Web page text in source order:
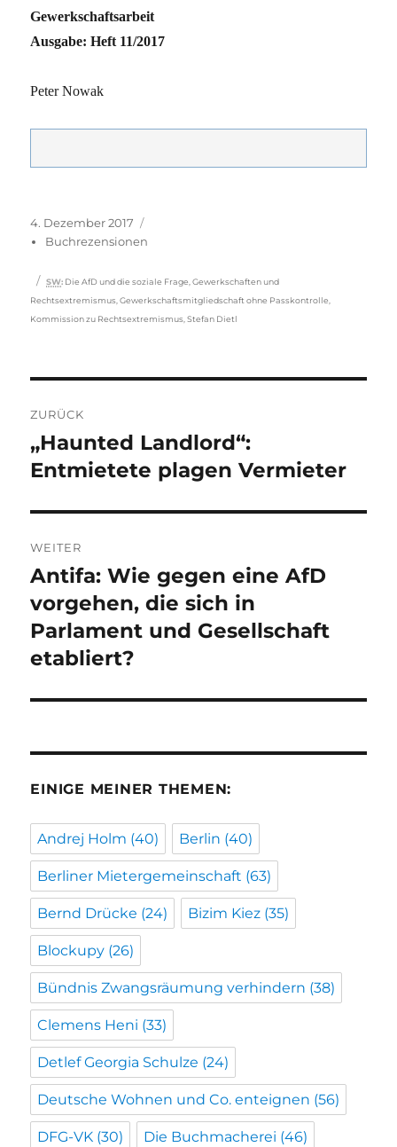
Gewerkschaftsarbeit
Ausgabe: Heft 11/2017
Peter Nowak
Veröffentlicht
am
4. Dezember 2017
Buchrezensionen
Schlagwörter
SW: Die AfD und die soziale Frage ,Gewerkschaften und
Rechtsextremismus ,Gewerkschaftsmitgliedschaft ohne Passkontrolle
Kommission zu Rechtsextremismus ,Stefan Dietl
ZURÜCK
Vorheriger
Beitrag:
„Haunted Landlord“:
Entmietete plagen Vermieter
WEITER
Nächster
Beitrag:
Antifa: Wie gegen eine AfD
vorgehen, die sich in
Parlament und Gesellschaft
etabliert?
EINIGE MEINER THEMEN:
Andrej Holm (40) Berlin (40)
Berliner Mietergemeinschaft (63)
Bernd Drücke (24) Bizim Kiez (35)
Blockupy (26)
Bündnis Zwangsräumung verhindern (38)
Clemens Heni (33)
Detlef Georgia Schulze (24)
Deutsche Wohnen und Co. enteignen (56)
DFG-VK (30) Die Buchmacherei (46)